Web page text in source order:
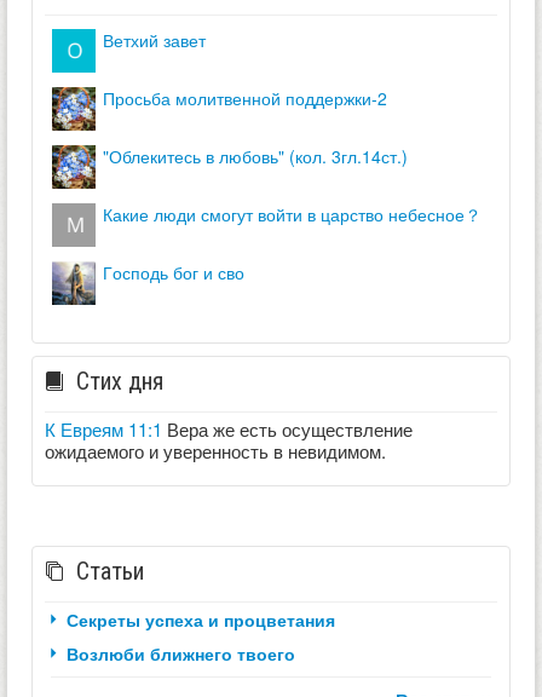
ветхий завет
просьба молитвенной поддержки-2
"облекитесь в любовь" (кол. 3гл.14ст.)
какие люди смогут войти в царство небесное？
господь бог и сво
Стих дня
К Евреям 11:1 Вера же есть осуществление
ожидаемого и уверенность в невидимом.
Статьи
Секреты успеха и процветания
Возлюби ближнего твоего